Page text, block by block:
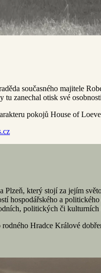
současného majitele
zanechal otisk své
pokojů House of
který stojí za jejím
hospodářského a
politických či kulturních
Hradce Králové